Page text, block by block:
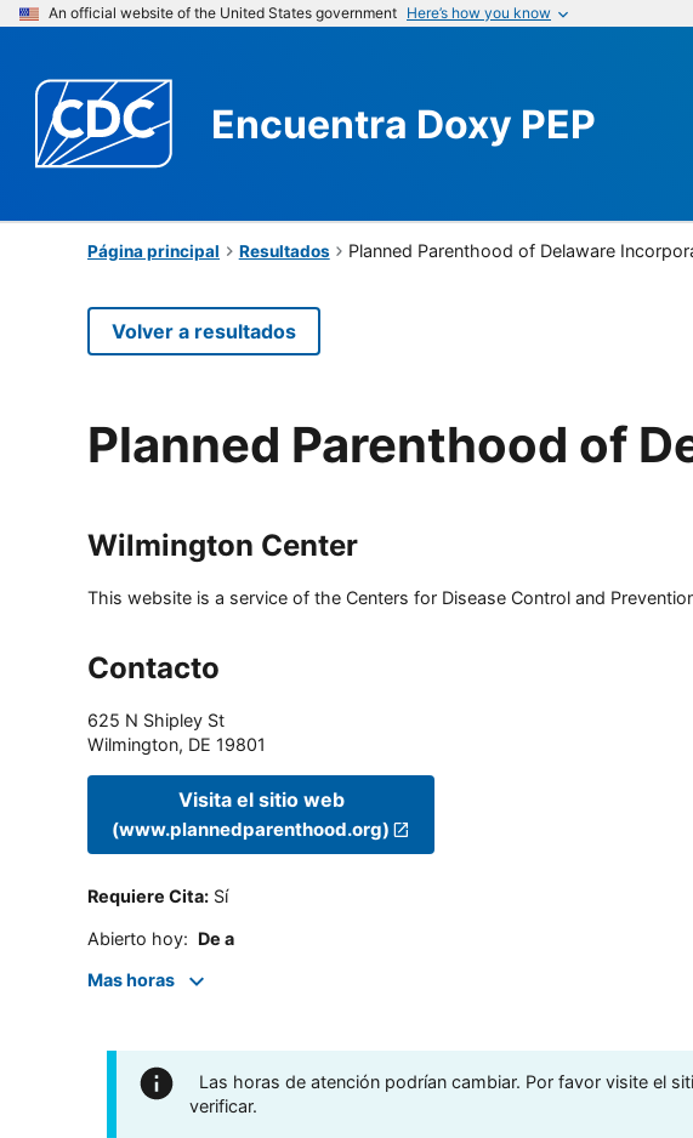
An official website of the United States government Here’s how you know
Encuentra Doxy PEP
Página principal Resultados Planned Parenthood of Delaware
Volver a resultados
Planned Parenthood of
Wilmington Center
This website is a service of the Centers for Disease Control and
Contacto
625 N Shipley St
Wilmington, DE 19801
Visita el sitio web
(www.plannedparenthood.org)
Requiere Cita: Sí
Abierto hoy: De a
Mas horas
Las horas de atención podrían cambiar. Por favor visite el
verificar.